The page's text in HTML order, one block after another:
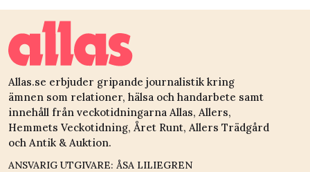
Allas.se erbjuder gripande journalistik kring
ämnen som relationer, hälsa och handarbete samt
innehåll från veckotidningarna Allas, Allers,
Hemmets Veckotidning, Året Runt, Allers Trädgård
och Antik & Auktion.
ANSVARIG UTGIVARE: ÅSA LILIEGREN